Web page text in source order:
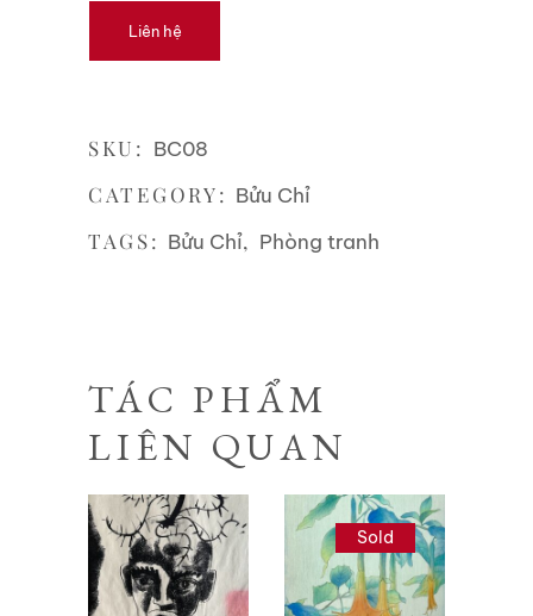
Liên hệ
SKU: BC08
CATEGORY: Bửu Chỉ
TAGS: Bửu Chỉ, Phòng tranh
TÁC PHẨM
LIÊN QUAN
Liên hệ
Sold
Liên hệ